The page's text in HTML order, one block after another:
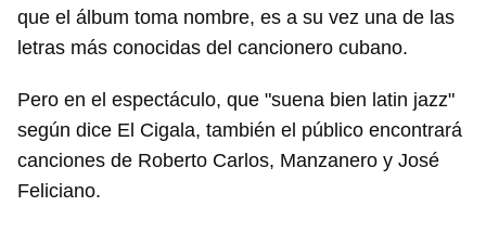
que el álbum toma nombre, es a su vez una de las
letras más conocidas del cancionero cubano.
Pero en el espectáculo, que "suena bien latin jazz"
según dice El Cigala, también el público encontrará
canciones de Roberto Carlos, Manzanero y José
Feliciano.